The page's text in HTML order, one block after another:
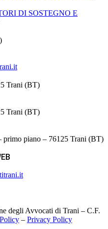
DI SOSTEGNO E
Trani (BT)
Trani (BT)
primo piano – 76125 Trani (BT)
degli Avvocati di Trani – C.F.
– Privacy Policy